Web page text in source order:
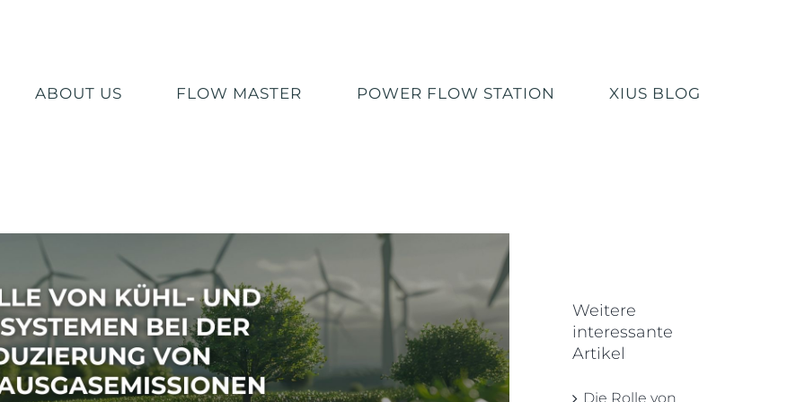
ABOUT US FLOW MASTER POWER FLOW STATION XIUS BLOG
Weitere
interessante
Artikel
Die Rolle von